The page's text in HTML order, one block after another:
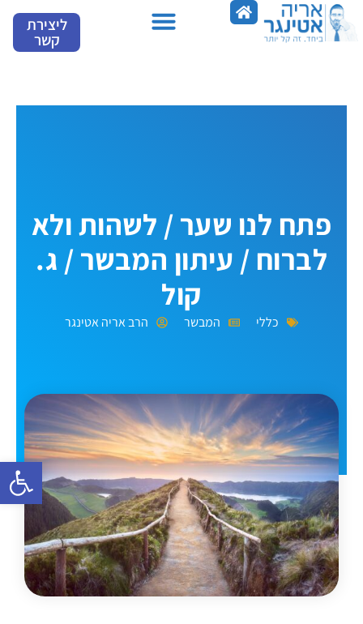
פתח
דילוג
לתוכן
ליצירת
קשר
פתח לנו שער / לשהות ולא
לברוח / עיתון המבשר / ג.
קול
כללי המבשר הרב אריה אטינגר